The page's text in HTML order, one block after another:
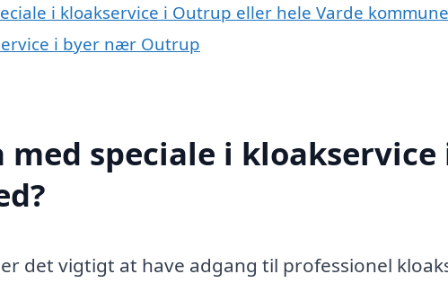
i kloakservice i Outrup eller hele Varde kommune
i byer nær Outrup
speciale i kloakservice
det vigtigt at have adgang til professionel